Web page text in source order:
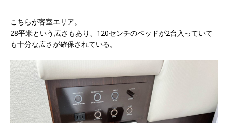
こちらが客室エリア。
28平米という広さもあり、120センチのベッドが2台入っていて
も十分な広さが確保されている。